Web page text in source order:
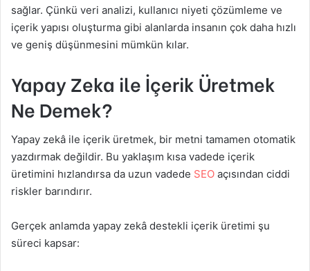
sağlar. Çünkü veri analizi, kullanıcı niyeti çözümleme ve
içerik yapısı oluşturma gibi alanlarda insanın çok daha hızlı
ve geniş düşünmesini mümkün kılar.
Yapay Zeka ile İçerik Üretmek
Ne Demek?
Yapay zekâ ile içerik üretmek, bir metni tamamen otomatik
yazdırmak değildir. Bu yaklaşım kısa vadede içerik
üretimini hızlandırsa da uzun vadede SEO açısından ciddi
riskler barındırır.
Gerçek anlamda yapay zekâ destekli içerik üretimi şu
süreci kapsar: